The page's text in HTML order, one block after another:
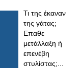
Τι της έκαναν
της γάτας;
Επαθε
μετάλλαξη ή
επενέβη
στυλίστας;...